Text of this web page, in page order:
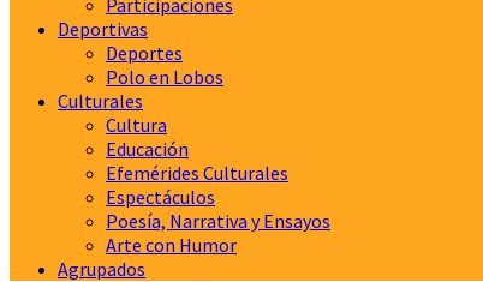
Participaciones
Deportivas
Deportes
Polo en Lobos
Culturales
Cultura
Educación
Efemérides Culturales
Espectáculos
Poesía, Narrativa y Ensayos
Arte con Humor
Agrupados